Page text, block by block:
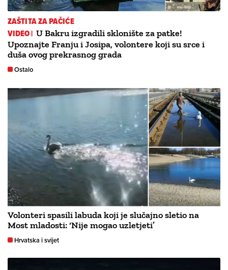
ZAŠTITA ZA PAČIĆE
VIDEO | U Bakru izgradili sklonište za patke!
Upoznajte Franju i Josipa, volontere koji su srce i
duša ovog prekrasnog grada
Ostalo
Volonteri spasili labuda koji je slučajno sletio na
Most mladosti: ‘Nije mogao uzletjeti’
Hrvatska i svijet